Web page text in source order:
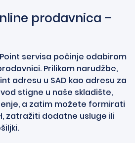
prodavnica –
servisa počinje odabirom
Prilikom narudžbe,
adresu u SAD kao adresu za
stigne u naše skladište,
a zatim možete formirati
zatražiti dodatne usluge ili